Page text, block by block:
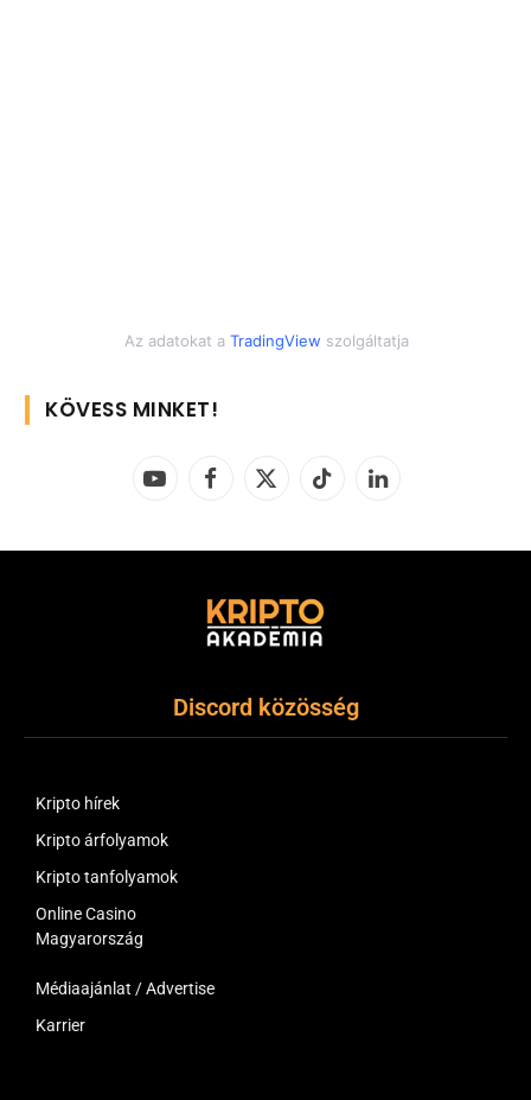
Az adatokat a TradingView szolgáltatja
KÖVESS MINKET!
YouTubeFacebook
X
TikTok LinkedIn
Discord közösség
Kripto hírek
Kripto árfolyamok
Kripto tanfolyamok
Online Casino
Magyarország
Médiaajánlat / Advertise
Karrier